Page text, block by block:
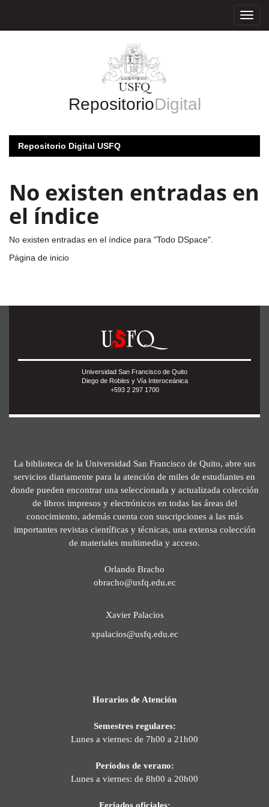
RepositorioDigital
Repositorio Digital USFQ
No existen entradas en
el índice
No existen entradas en el índice para "Todo DSpace".
Página de inicio
Universidad San Francisco de Quito
Diego de Robles y Vía Interoceánica
+593 2 297 1700
La biblioteca de la Universidad San Francisco de Quito, abre sus
servicios diariamente para la atención de miles de estudiantes en
donde pueden encontrar una seleccionada y actualizada colección
de libros impresos y electrónicos en todas las áreas del
conocimiento, además cuenta con suscripciones a las más
importantes revistas científicas y técnicas, una extensa colección
de materiales multimedia y acceso.
Orlando Bracho
obracho@usfq.edu.ec
Xavier Palacios
xpalacios@usfq.edu.ec
Horarios de Atención
Semestres regulares:
Lunes a viernes: de 7h00 a 21h00
Períodos de verano:
Lunes a viernes: de 8h00 a 20h00
Feriados oficiales: